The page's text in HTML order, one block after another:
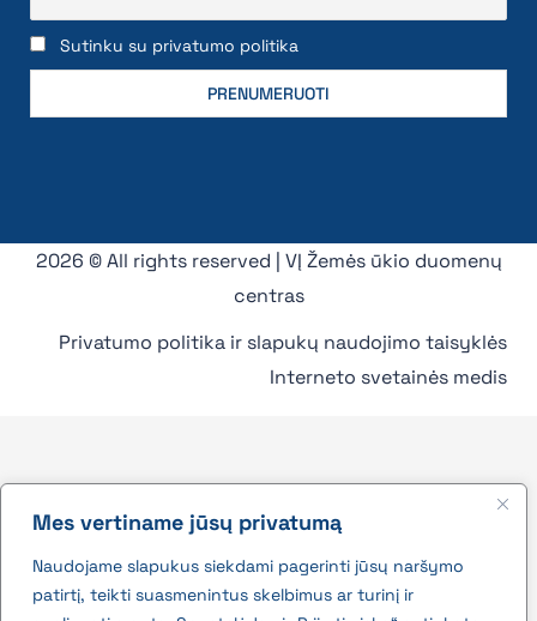
Mes vertiname jūsų privatumą
Naudojame slapukus siekdami pagerinti jūsų naršymo
patirtį, teikti suasmenintus skelbimus ar turinį ir
Sutinku su privatumo politika
2026 © All rights reserved | VĮ Žemės ūkio duomenų
centras
Privatumo politika ir slapukų naudojimo taisyklės
Interneto svetainės medis